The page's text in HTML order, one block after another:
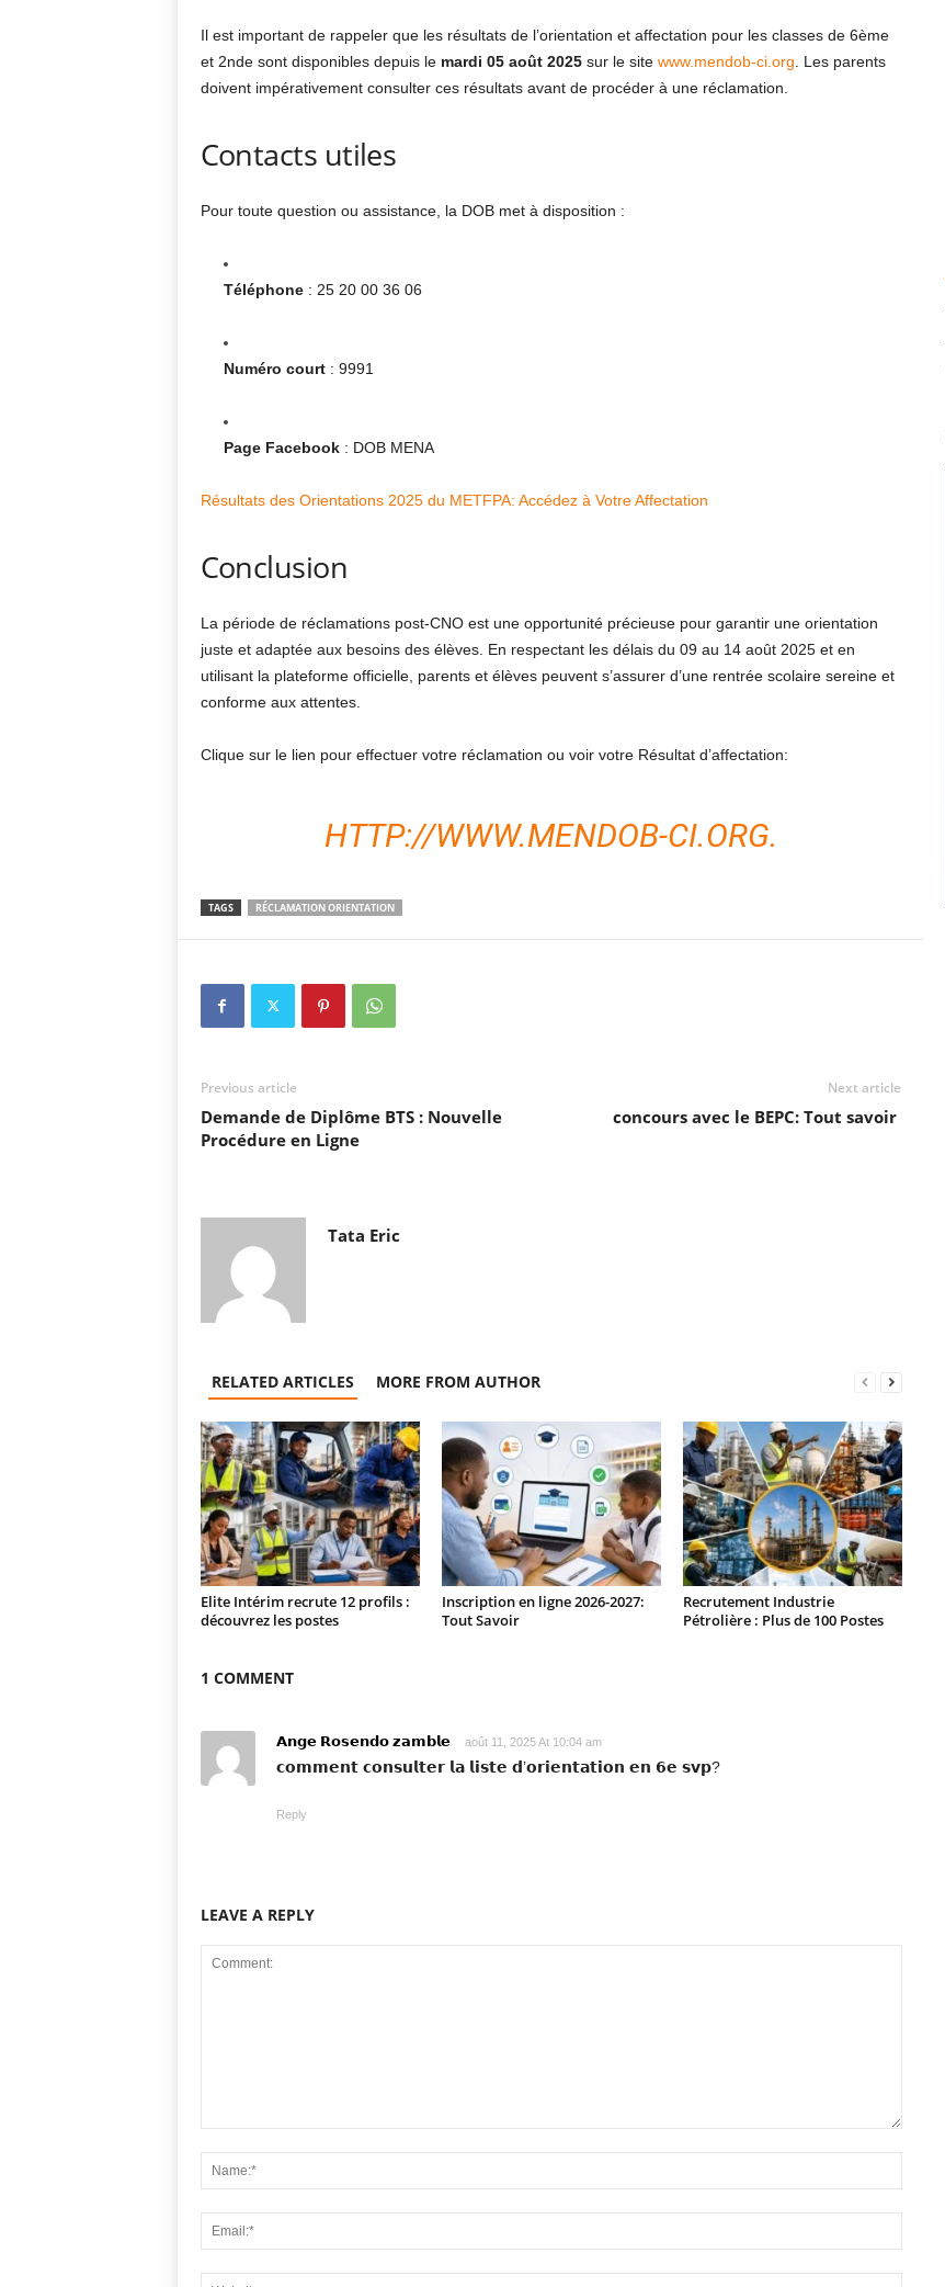
Il est important de rappeler que les résultats de l’orientation et affectation pour les classes de 6ème
et 2nde sont disponibles depuis le mardi 05 août 2025sur le site www.mendob-ci.org . Les parents
doivent impérativement consulter ces résultats avant de procéder à une réclamation.
Contacts utiles
Pour toute question ou assistance, la DOB met à disposition :
Téléphone: 25 20 00 36 06
Numéro court: 9991
Page Facebook: DOB MENA
Résultats des Orientations 2025 du METFPA: Accédez à Votre Affectation
Conclusion
La période de réclamations post-CNO est une opportunité précieuse pour garantir une orientation
juste et adaptée aux besoins des élèves. En respectant les délais du 09 au 14 août 2025 et en
utilisant la plateforme officielle, parents et élèves peuvent s’assurer d’une rentrée scolaire sereine et
conforme aux attentes.
Clique sur le lien pour effectuer votre réclamation ou voir votre Résultat d’affectation:
HTTP://WWW.MENDOB-CI.ORG.
TAGS RÉCLAMATION ORIENTATION
Previous article
Demande de Diplôme BTS : Nouvelle
Procédure en Ligne
Next article
concours avec le BEPC: Tout savoir
Tata Eric
RELATED ARTICLES MORE FROM AUTHOR
Elite Intérim recrute 12 profils :
découvrez les postes
Inscription en ligne 2026-2027:
Tout Savoir
Recrutement Industrie
Pétrolière : Plus de 100 Postes
1 COMMENT
𝗔𝗻𝗴𝗲 𝗥𝗼𝘀𝗲𝗻𝗱𝗼 𝘇𝗮𝗺𝗯𝗹𝗲 août 11, 2025 At 10:04 am
𝗰𝗼𝗺𝗺𝗲𝗻𝘁 𝗰𝗼𝗻𝘀𝘂𝗹𝘁𝗲𝗿 𝗹𝗮 𝗹𝗶𝘀𝘁𝗲 𝗱’𝗼𝗿𝗶𝗲𝗻𝘁𝗮𝘁𝗶𝗼𝗻 𝗲𝗻 𝟲𝗲 𝘀𝘃𝗽?
Reply
LEAVE A REPLY